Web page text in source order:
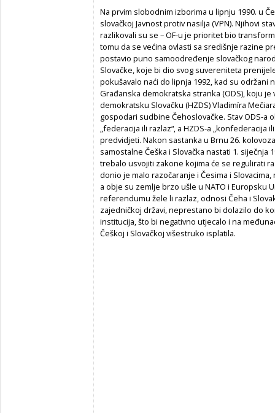
Na prvim slobodnim izborima u lipnju 1990. u
slovačkoj Javnost protiv nasilja (VPN). Njihovi
razlikovali su se – OF-u je prioritet bio
tomu da se većina ovlasti sa središnje razine
postavio puno samoodređenje slovačkog
Slovačke, koje bi dio svog suvereniteta
pokušavalo naći do lipnja 1992, kad su održani
Građanska demokratska stranka (ODS), koju je
demokratsku Slovačku (HZDS) Vladimíra
gospodari sudbine Čehoslovačke. Stav ODS-
„federacija ili razlaz“, a HZDS-a „konfederacija
predvidjeti. Nakon sastanka u Brnu 26.
samostalne Češka i Slovačka nastati 1. siječnja
trebalo usvojiti zakone kojima će se regulirati
donio je malo razočaranje i Česima i
a obje su zemlje brzo ušle u NATO i Europsku
referendumu žele li razlaz, odnosi Čeha i
zajedničkoj državi, neprestano bi dolazilo do
institucija, što bi negativno utjecalo i na
Češkoj i Slovačkoj višestruko isplatila.